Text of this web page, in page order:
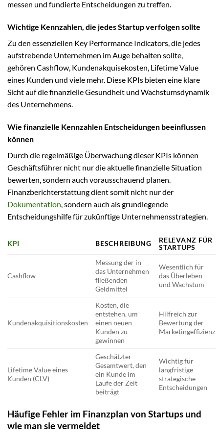
messen und fundierte Entscheidungen zu treffen.
Wichtige Kennzahlen, die jedes Startup verfolgen sollte
Zu den essenziellen Key Performance Indicators, die jedes
aufstrebende Unternehmen im Auge behalten sollte,
gehören Cashflow, Kundenakquisekosten, Lifetime Value
eines Kunden und viele mehr. Diese KPIs bieten eine klare
Sicht auf die finanzielle Gesundheit und Wachstumsdynamik
des Unternehmens.
Wie finanzielle Kennzahlen Entscheidungen beeinflussen
können
Durch die regelmäßige Überwachung dieser KPIs können
Geschäftsführer nicht nur die aktuelle finanzielle Situation
bewerten, sondern auch vorausschauend planen.
Finanzberichterstattung dient somit nicht nur der
Dokumentation , sondern auch als grundlegende
Entscheidungshilfe für zukünftige Unternehmensstrategien.
KPI BESCHREIBUNG
RELEVANZ FÜR
STARTUPS
Cashflow
Messung der in
das Unternehmen
fließenden
Geldmittel
Wesentlich für
das Überleben
und Wachstum
Kundenakquisitionskosten
Kosten, die
entstehen, um
einen neuen
Kunden zu
gewinnen
Hilfreich zur
Bewertung der
Marketingeffizienz
Lifetime Value eines
Kunden (CLV)
Geschätzter
Gesamtwert, den
ein Kunde im
Laufe der Zeit
beiträgt
Wichtig für
langfristige
strategische
Entscheidungen
Häufige Fehler im Finanzplan von Startups und
wie man sie vermeidet